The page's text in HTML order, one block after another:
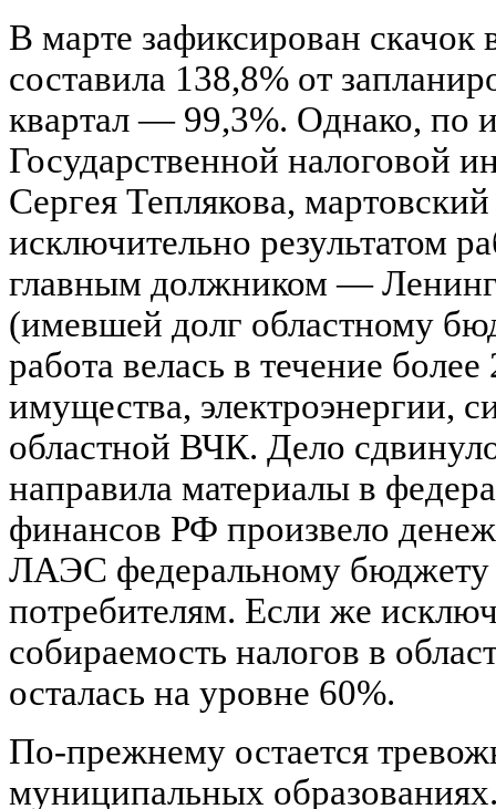
В марте зафиксирован
составила 138,8% от
квартал — 99,3%. Однако, по
Государственной налоговой
Сергея Теплякова, мартовский
исключительно результатом
главным должником —
(имевшей долг областному
работа велась в течение
имущества, электроэнергии,
областной ВЧК. Дело
направила материалы в
финансов РФ произвело
ЛАЭС федеральному бюджету
потребителям. Если же
собираемость налогов в
осталась на уровне 60%.
По-прежнему остается
муниципальных